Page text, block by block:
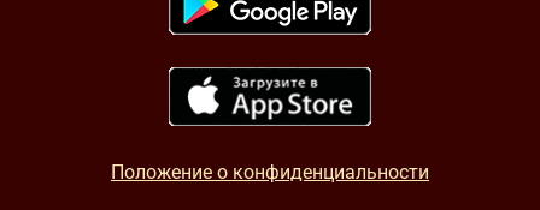
Положение о конфиденциальности